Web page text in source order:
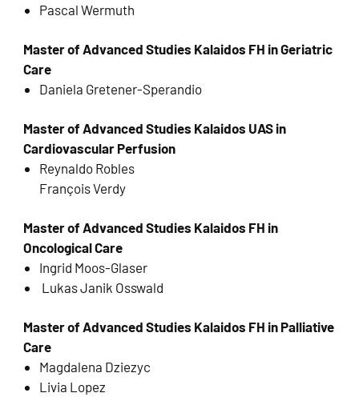
Pascal Wermuth
Master of Advanced Studies Kalaidos FH in Geriatric
Care
Daniela Gretener-Sperandio
Master of Advanced Studies Kalaidos UAS in
Cardiovascular Perfusion
Reynaldo Robles
François Verdy
Master of Advanced Studies Kalaidos FH in
Oncological Care
Ingrid Moos-Glaser
Lukas Janik Osswald
Master of Advanced Studies Kalaidos FH in Palliative
Care
Magdalena Dziezyc
Livia Lopez